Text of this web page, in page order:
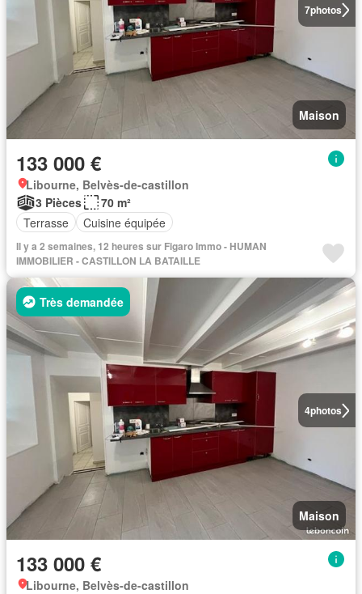
7photos
Maison
133 000 €
Libourne, Belvès-de-castillon
3 Pièces
70 m²
Terrasse
Cuisine équipée
Il y a 2 semaines, 12 heures sur Figaro Immo - HUMAN
IMMOBILIER - CASTILLON LA BATAILLE
4photos
Très demandée
Maison
133 000 €
Libourne, Belvès-de-castillon